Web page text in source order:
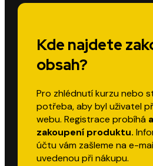
Kde najdete
obsah?
Pro zhlédnutí kurzu nebo
potřeba, aby byl uživatel
webu. Registrace probíhá
zakoupení produktu.
účtu vám zašleme na e-
uvedenou při nákupu.